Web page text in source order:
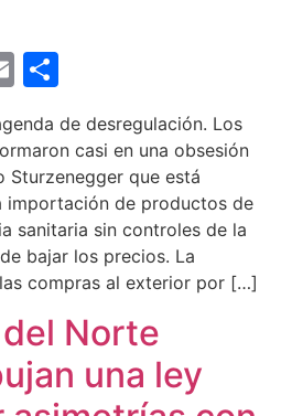
Email
de desregulación. Los
casi en una obsesión
Sturzenegger que está
importación de productos de
sanitaria sin controles de la
bajar los precios. La
compras al exterior por […]
Norte
una ley